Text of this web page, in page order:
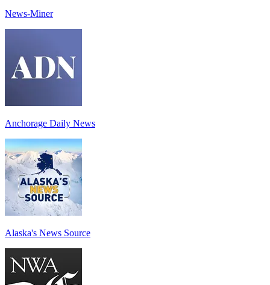
News-Miner
Anchorage Daily News
Alaska's News Source